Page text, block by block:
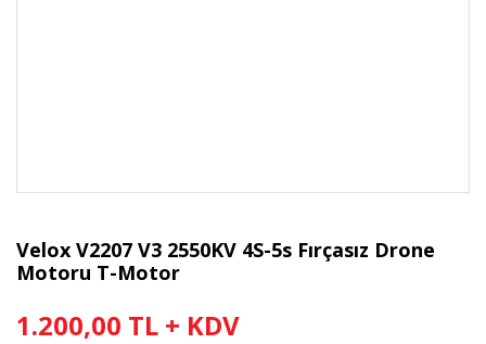
Velox V2207 V3 2550KV 4S-5s Fırçasız Drone
Motoru T-Motor
1.200,00 TL + KDV